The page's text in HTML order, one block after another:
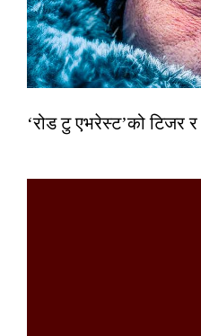
‘रोड टु एभरेस्ट’को टिजर